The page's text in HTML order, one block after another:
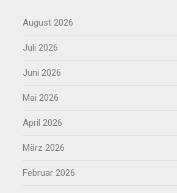
August 2026
Juli 2026
Juni 2026
Mai 2026
April 2026
März 2026
Februar 2026